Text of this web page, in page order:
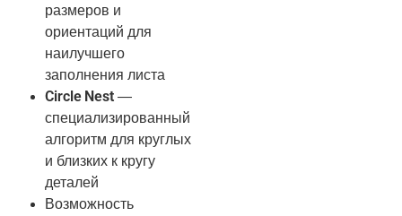
размеров и
ориентаций для
наилучшего
заполнения листа
Circle Nest —
специализированный
алгоритм для круглых
и близких к кругу
деталей
Возможность